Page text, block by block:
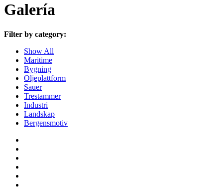
Galería
Filter by category:
Show All
Maritime
Bygning
Oljeplattform
Sauer
Trestammer
Industri
Landskap
Bergensmotiv